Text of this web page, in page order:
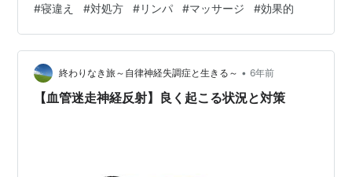
るには？ そもそも寝違えるのは何故？ 寝違えには色々な
原因はありますが、不自然な姿勢で長時間続いた事によ
り 首周りに余計な負荷をかけてしまった事が主な原因に
なります。 他にも日常的な姿勢も関係している場合や、
いつも行っていない スポーツや動作をして筋肉の一部が
#寝違え #対処方 #リンパ #マッサージ #効果的
終わりなき旅～自律神経失調症と生きる～ • 6年前
【血管迷走神経反射】良く起こる状況と対策